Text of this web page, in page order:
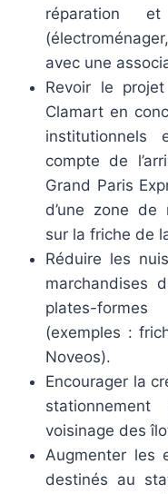
réparation
avec une
Revoir le
Clamart en
compte de
Grand Paris
d’une zone de
sur la friche de
Réduire les
marchandises
plates-
(exemples :
Noveos).
Encourager la
voisinage des
Augmenter les
destinés au